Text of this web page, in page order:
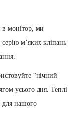
монітор, ми
м’яких кліпань
“нічний
усього дня. Теплі
для нашого